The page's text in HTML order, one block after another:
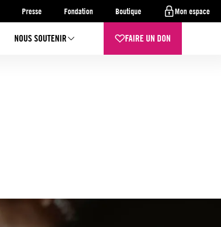
Presse Fondation Boutique Mon espace
NOUS SOUTENIR FAIRE UN DON